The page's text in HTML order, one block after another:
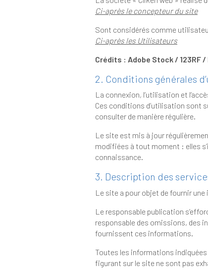
Ci-après le concepteur du site
Ci-après les Utilisateurs
Crédits : Adobe Stock / 123RF
2. Conditions générales
La connexion, l’utilisation et l’accès à ce site
Ces conditions d’utilisation sont susceptibles d’être modifiées ou complétées à tout
consulter de manière régulière.
Le site est mis à jour régulièrement par le
modifiées à tout moment : elles s’imposent néanmoins à
connaissance.
3. Description des
Le responsable publication s’efforce de fournir
responsable des omissions, des inexactitudes et des carences dans
fournissent ces informations.
Toutes les informations indiquées sur le site